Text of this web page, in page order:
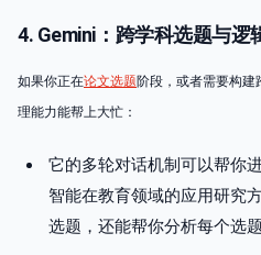
4. Gemini：跨学科选题与逻
如果你正在论文选题阶段，或者需要构
理能力能帮上大忙：
它的多轮对话机制可以帮你
智能在教育领域的应用研究
选题，还能帮你分析每个选